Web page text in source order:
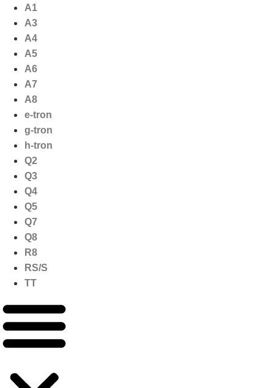
naar
inhoud
A1
A3
A4
A5
A6
A7
A8
e-tron
g-tron
h-tron
Q2
Q3
Q4
Q5
Q7
Q8
R8
RS/S
TT